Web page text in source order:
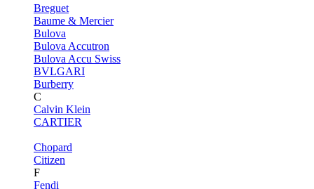
Breguet
Baume & Mercier
Bulova
Bulova Accutron
Bulova Accu Swiss
BVLGARI
Burberry
C
Calvin Klein
CARTIER
Chopard
Citizen
F
Fendi